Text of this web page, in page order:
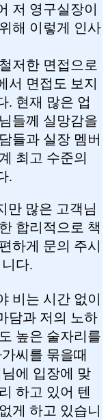
저 영구실장이
해 이렇게 인사
저한 면접으로
서 면접도 보지
. 현재 많은 업
들께 실망감을
들과 실장 멤버
최고 수준의
.
만 많은 고객님
합리적으로 책
하게 문의 주시
다.
비는 시간 없이
담과 저의 노하
높은 술자리를
씨를 묶을때
에 입장에 맞
하고 있어 텐
게 하고 있습니